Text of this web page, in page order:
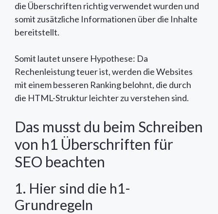
die Überschriften richtig verwendet wurden und
somit zusätzliche Informationen über die Inhalte
bereitstellt.
Somit lautet unsere Hypothese: Da
Rechenleistung teuer ist, werden die Websites
mit einem besseren Ranking belohnt, die durch
die HTML-Struktur leichter zu verstehen sind.
Das musst du beim Schreiben
von h1 Überschriften für
SEO beachten
1. Hier sind die h1-
Grundregeln